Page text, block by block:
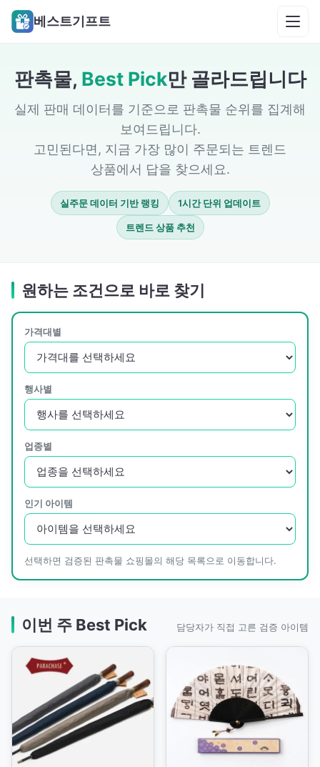
베스트기프트
판촉물, Best Pick만 골라드립니다
실제 판매 데이터를 기준으로 판촉물 순위를 집계해
보여드립니다.
고민된다면, 지금 가장 많이 주문되는 트렌드
상품에서 답을 찾으세요.
실주문 데이터 기반 랭킹 1시간 단위 업데이트
트렌드 상품 추천
원하는 조건으로 바로 찾기
가격대별
행사별
업종별
인기 아이템
선택하면 검증된 판촉물 쇼핑몰의 해당 목록으로 이동합니다.
이번 주 Best Pick 담당자가 직접 고른 검증 아이템